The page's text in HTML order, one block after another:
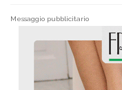
Messaggio pubblicitario